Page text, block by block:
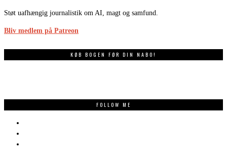
Støt uafhængig journalistik om AI, magt og samfund.
Bliv medlem på Patreon
KØB BOGEN FØR DIN NABO!
FOLLOW ME